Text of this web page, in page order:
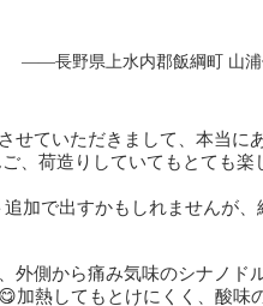
——長野県上水内郡飯綱町 山浦
せていただきまして、本当に
、荷造りしていてもとても楽
加で出すかもしれませんが、
外側から痛み気味のシナノド
加熱してもとけにくく、酸味